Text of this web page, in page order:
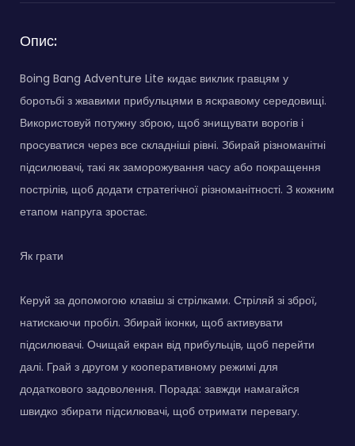
Опис:
Boing Bang Adventure Lite кидає виклик гравцям у
боротьбі з жвавими прибульцями в яскравому середовищі.
Використовуй потужну зброю, щоб знищувати ворогів і
просуватися через все складніші рівні. Збирай різноманітні
підсилювачі, такі як заморожування часу або покращення
пострілів, щоб додати стратегічної різноманітності. З кожним
етапом напруга зростає.
Як грати
Керуй за допомогою клавіш зі стрілками. Стріляй зі зброї,
натискаючи пробіл. Збирай іконки, щоб активувати
підсилювачі. Очищай екран від прибульців, щоб перейти
далі. Грай з другом у кооперативному режимі для
додаткового задоволення. Порада: завжди намагайся
швидко збирати підсилювачі, щоб отримати перевагу.